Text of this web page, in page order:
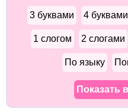
3 буквами 4 буквами
1 слогом 2 слогами
По языку
Показать